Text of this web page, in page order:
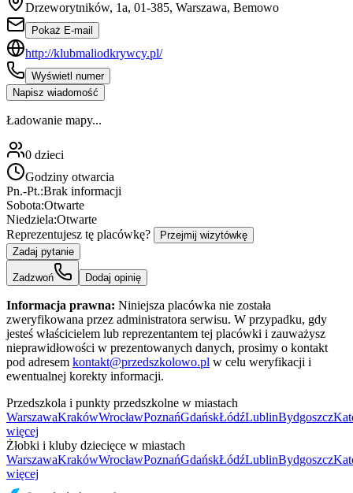
Drzeworytników, 1a, 01-385, Warszawa, Bemowo
Pokaż E-mail
http://klubmaliodkrywcy.pl/
Wyświetl numer
Napisz wiadomość
Ładowanie mapy...
0 dzieci
Godziny otwarcia
Pn.-Pt.:Brak informacji
Sobota:Otwarte
Niedziela:Otwarte
Reprezentujesz tę placówkę?
Przejmij wizytówkę
Zadaj pytanie
Zadzwoń Dodaj opinię
Informacja prawna: Niniejsza placówka nie została
zweryfikowana przez administratora serwisu. W przypadku, gdy
jesteś właścicielem lub reprezentantem tej placówki i zauważysz
nieprawidłowości w prezentowanych danych, prosimy o kontakt
pod adresem kontakt@przedszkolowo.pl w celu weryfikacji i
ewentualnej korekty informacji.
Przedszkola i punkty przedszkolne w miastach
WarszawaKrakówWrocławPoznańGdańskŁódźLublinBydgoszcz
więcej
Żłobki i kluby dziecięce w miastach
WarszawaKrakówWrocławPoznańGdańskŁódźLublinBydgoszcz
więcej